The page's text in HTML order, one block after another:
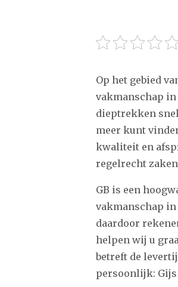
Op het gebied
vakmanschap
dieptrekken
meer kunt
kwaliteit en
regelrecht
GB is een
vakmanschap
daardoor
helpen wij u
betreft de
persoonlijk: Gijs